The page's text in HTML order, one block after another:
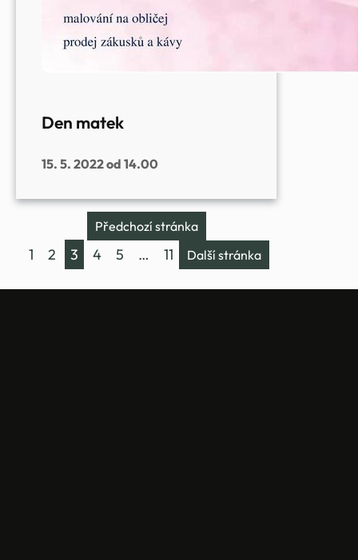
Den matek
15. 5. 2022 od 14.00
Předchozí stránka
1 2 3 4 5 … 11 Další stránka